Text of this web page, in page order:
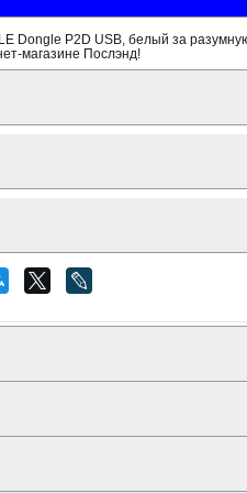
Dongle P2D USB, белый за
магазине Послэнд!